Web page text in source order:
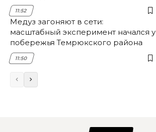
11:52
Медуз загоняют в сети:
масштабный эксперимент начался у
побережья Темрюкского района
11:50